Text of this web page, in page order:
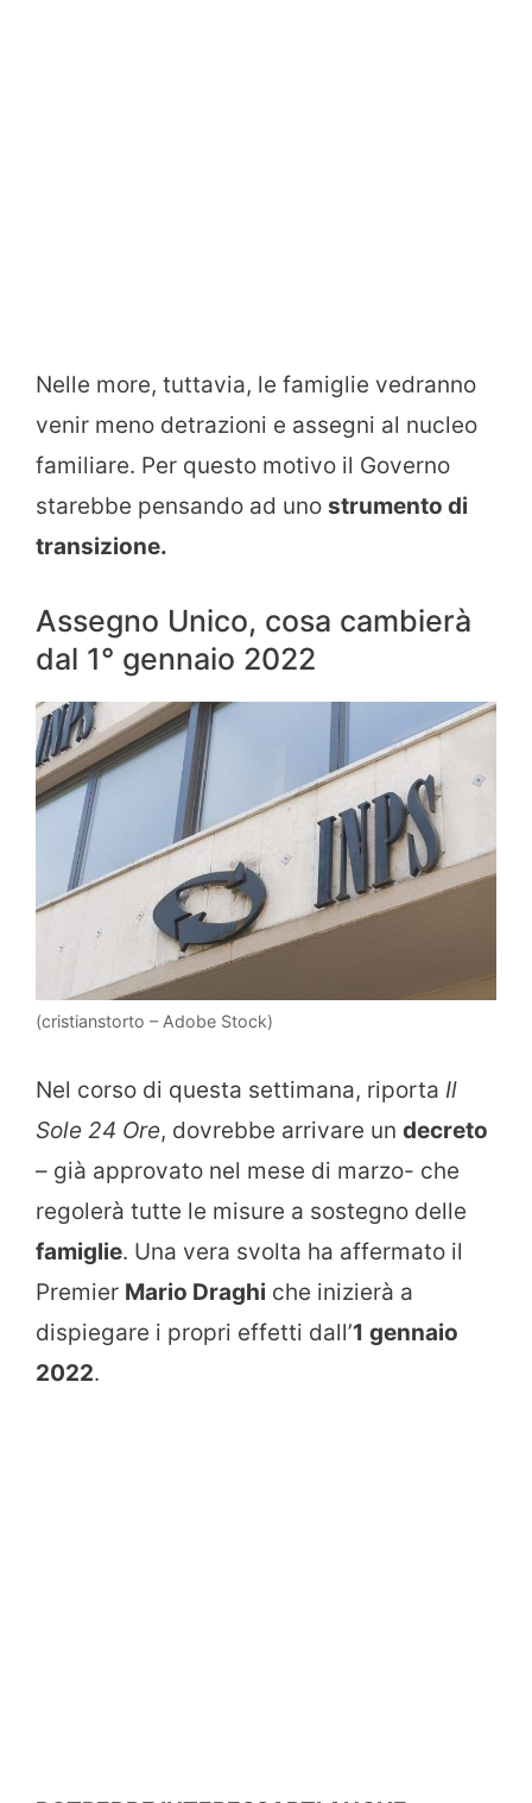
Nelle more, tuttavia, le famiglie vedranno
venir meno detrazioni e assegni al nucleo
familiare. Per questo motivo il Governo
starebbe pensando ad uno strumento di
transizione.
Assegno Unico, cosa cambierà
dal 1° gennaio 2022
(cristianstorto – Adobe Stock)
Nel corso di questa settimana, riporta Il
Sole 24 Ore, dovrebbe arrivare un decreto
– già approvato nel mese di marzo- che
regolerà tutte le misure a sostegno delle
famiglie. Una vera svolta ha affermato il
Premier Mario Draghi che inizierà a
dispiegare i propri effetti dall’1 gennaio
2022.